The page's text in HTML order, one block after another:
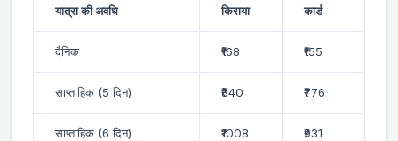
यात्रा की अवधि
किराया
कार्ड
दैनिक ₹168 ₹155
साप्ताहिक (5 दिन) ₹840 ₹776
साप्ताहिक (6 दिन) ₹1008 ₹931